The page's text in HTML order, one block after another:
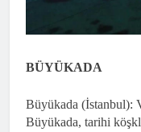
BÜYÜKADA
Büyükada (İstanbul):
Büyükada, tarihi